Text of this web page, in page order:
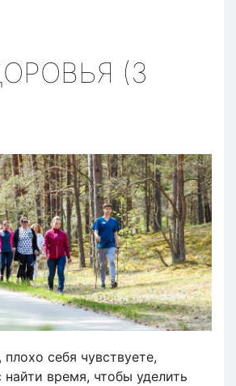
(3
себя чувствуете,
время, чтобы уделить